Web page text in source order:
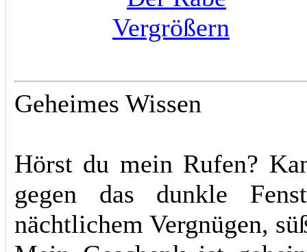
Vergrößern
Geheimes Wissen
Hörst du mein Rufen?
gegen das dunkle
nächtlichem Vergnügen,